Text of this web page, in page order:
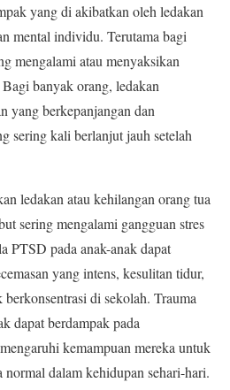
yang di akibatkan oleh ledakan
mental individu. Terutama bagi
mengalami atau menyaksikan
banyak orang, ledakan
yang berkepanjangan dan
sering kali berlanjut jauh setelah
ledakan atau kehilangan orang tua
sering mengalami gangguan stres
PTSD pada anak-anak dapat
yang intens, kesulitan tidur,
di sekolah. Trauma
dapat berdampak pada
kemampuan mereka untuk
normal dalam kehidupan sehari-hari.